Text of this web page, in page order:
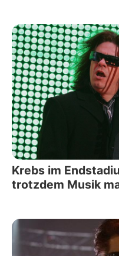
Krebs im
trotzdem Musik